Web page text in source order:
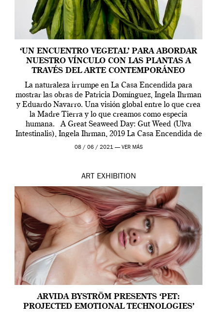
‘UN ENCUENTRO VEGETAL’ PARA ABORDAR
NUESTRO VÍNCULO CON LAS PLANTAS A
TRAVÉS DEL ARTE CONTEMPORÁNEO
La naturaleza irrumpe en La Casa Encendida para
mostrar las obras de Patricia Domínguez, Ingela Ihrman
y Eduardo Navarro. Una visión global entre lo que crea
la Madre Tierra y lo que creamos como especia
humana. A Great Seaweed Day: Gut Weed (Ulva
Intestinalis), Ingela Ihrman, 2019 La Casa Encendida de
Madrid y la Wellcome […]
08 / 06 / 2021 — VER MÁS
ART EXHIBITION
ARVIDA BYSTRÖM PRESENTS ‘PET:
PROJECTED EMOTIONAL TECHNOLOGIES’